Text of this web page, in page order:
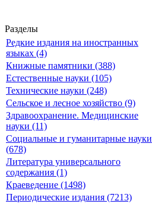
Разделы
Редкие издания на иностранных
языках (4)
Книжные памятники (388)
Естественные науки (105)
Технические науки (248)
Сельское и лесное хозяйство (9)
Здравоохранение. Медицинские
науки (11)
Социальные и гуманитарные науки
(678)
Литература универсального
содержания (1)
Краеведение (1498)
Периодические издания (7213)